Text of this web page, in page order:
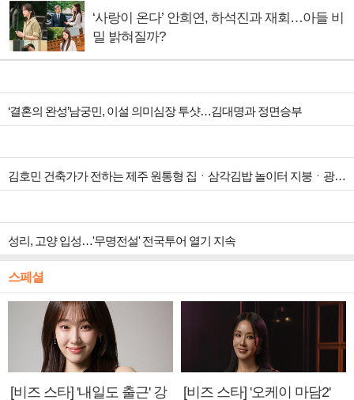
‘사랑이 온다’ 안희연, 하석진과 재회…아들 비
밀 밝혀질까?
‘결혼의 완성’남궁민, 이설 의미심장 투샷…김대명과 정면승부
김호민 건축가가 전하는 제주 원통형 집ㆍ삼각김밥 놀이터 지붕ㆍ광주 ‘백소헌’ 등 하나뿐인 지붕(건축탐구 집)
성리, 고양 입성…'무명전설' 전국투어 열기 지속
스페셜
[비즈 스타] '내일도 출근' 강
[비즈 스타] '오케이 마담2'